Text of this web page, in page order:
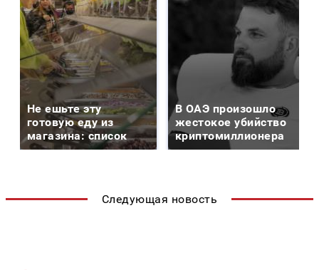
Не ешьте эту
готовую еду из
магазина: список
В ОАЭ произошло
жестокое убийство
криптомиллионера
Следующая новость